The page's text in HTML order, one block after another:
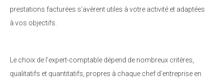
prestations facturées s’avèrent utiles à votre activité et adaptées
à vos objectifs.
Le choix de l’expert-comptable dépend de nombreux critères,
qualitatifs et quantitatifs, propres à chaque chef d’entreprise en